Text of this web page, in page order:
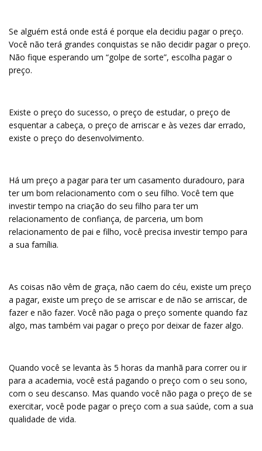
Se alguém está onde está é porque ela decidiu pagar o preço.
Você não terá grandes conquistas se não decidir pagar o preço.
Não fique esperando um “golpe de sorte”, escolha pagar o
preço.
Existe o preço do sucesso, o preço de estudar, o preço de
esquentar a cabeça, o preço de arriscar e às vezes dar errado,
existe o preço do desenvolvimento.
Há um preço a pagar para ter um casamento duradouro, para
ter um bom relacionamento com o seu filho. Você tem que
investir tempo na criação do seu filho para ter um
relacionamento de confiança, de parceria, um bom
relacionamento de pai e filho, você precisa investir tempo para
a sua família.
As coisas não vêm de graça, não caem do céu, existe um preço
a pagar, existe um preço de se arriscar e de não se arriscar, de
fazer e não fazer. Você não paga o preço somente quando faz
algo, mas também vai pagar o preço por deixar de fazer algo.
Quando você se levanta às 5 horas da manhã para correr ou ir
para a academia, você está pagando o preço com o seu sono,
com o seu descanso. Mas quando você não paga o preço de se
exercitar, você pode pagar o preço com a sua saúde, com a sua
qualidade de vida.